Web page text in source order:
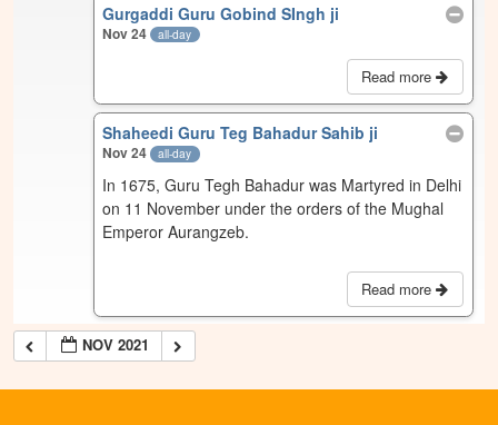
Gurgaddi Guru Gobind SIngh ji
Nov 24 all-day
Read more
Shaheedi Guru Teg Bahadur Sahib ji
Nov 24 all-day
In 1675, Guru Tegh Bahadur was Martyred in Delhi
on 11 November under the orders of the Mughal
Emperor Aurangzeb.
Read more
NOV 2021